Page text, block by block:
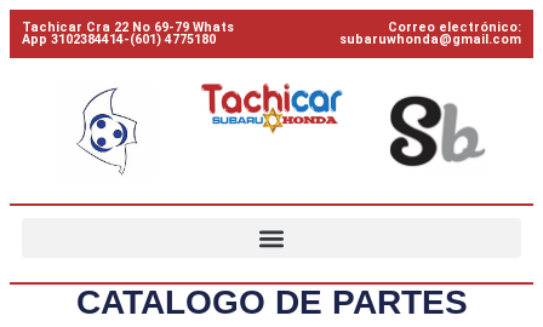
Tachicar Cra 22 No 69-79 Whats
App 3102384414-(601) 4775180
Correo electrónico:
subaruwhonda@gmail.com
CATALOGO DE PARTES